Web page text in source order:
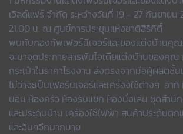
เวิลด์แฟร์ จำกัด ระหว่างวันที่ 19 - 27 กันยายน
21.00 น. ณ ศูนย์การประชุมแห่งชาติสิริกิติ์
พบกับกองทัพเฟอร์นิเจอร์และของแต่งบ้านคุ
จะมาจุดประกายสารพันไอเดียแต่งบ้านของคุณ
กระเป๋าในราคาโรงงาน ส่งตรงจากมือผู้ผลิตชั้น
ไม่ว่าจะเป็นเฟอร์นิเจอร์และเครื่องใช้ต่างๆ อา
นอน ห้องครัว ห้องรับแขก ห้องนั่งเล่น ชุดสำนั
และประดับบ้าน เครื่องใช้ไฟฟ้า สินค้าประดับต
และอื่นๆอีกมากมาย